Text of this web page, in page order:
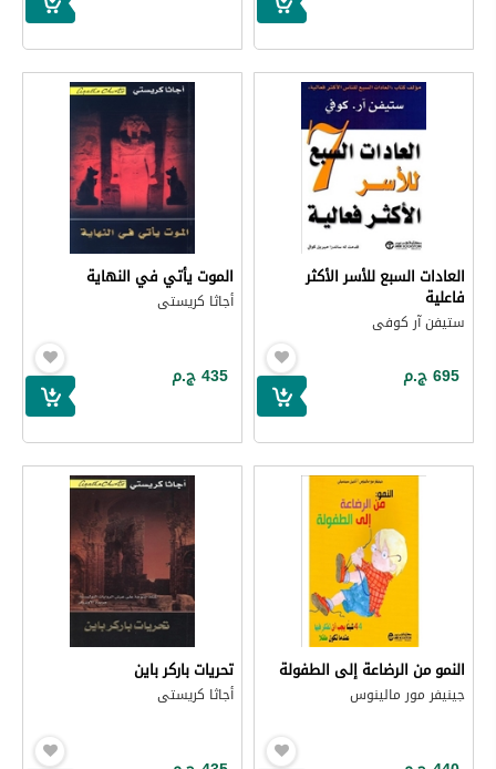
العادات السبع للأسر الأكثر
فاعلية
ستيفن آر كوفى
695 ج.م
الموت يأتي في النهاية
أجاثا كريستى
435 ج.م
النمو من الرضاعة إلى الطفولة
جينيفر مور مالينوس
تحريات باركر باين
أجاثا كريستى